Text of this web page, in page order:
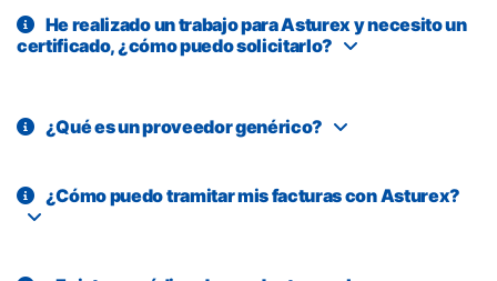
He realizado un trabajo para Asturex y necesito un
certificado, ¿cómo puedo solicitarlo?
¿Qué es un proveedor genérico?
¿Cómo puedo tramitar mis facturas con Asturex?